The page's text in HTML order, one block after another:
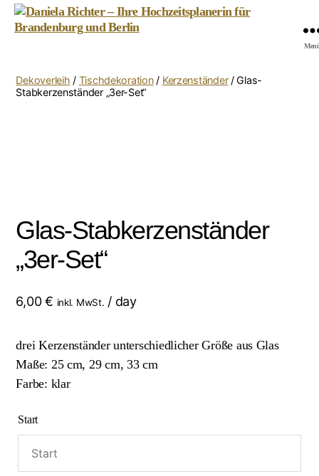
-
Ihre
Dekoverleih / Tischdekoration/ Kerzenständer/ Glas-
Stabkerzenständer „3er-Set“
Glas-Stabkerzenständer
„3er-Set“
6,00€ inkl. MwSt. / day
drei Kerzenständer unterschiedlicher Größe aus Glas
Maße: 25 cm, 29 cm, 33 cm
Farbe: klar
Start